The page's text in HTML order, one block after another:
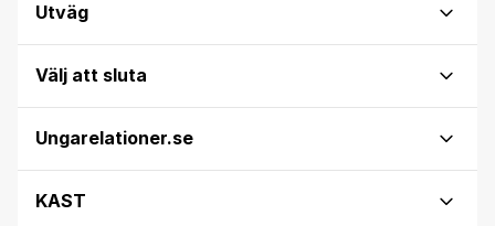
Utväg
Välj att sluta
Ungarelationer.se
KAST